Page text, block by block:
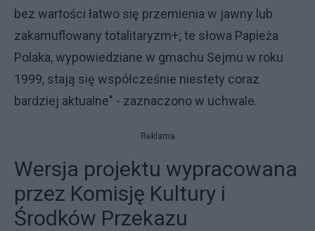
bez wartości łatwo się przemienia w jawny lub
zakamuflowany totalitaryzm+; te słowa Papieża
Polaka, wypowiedziane w gmachu Sejmu w roku
1999, stają się współcześnie niestety coraz
bardziej aktualne" - zaznaczono w uchwale.
Reklama
Wersja projektu wypracowana
przez Komisję Kultury i
Środków Przekazu